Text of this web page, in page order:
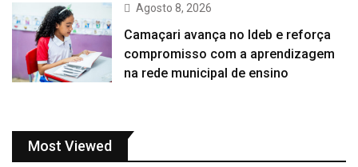
Agosto 8, 2026
Camaçari avança no Ideb e reforça
compromisso com a aprendizagem
na rede municipal de ensino
Most Viewed